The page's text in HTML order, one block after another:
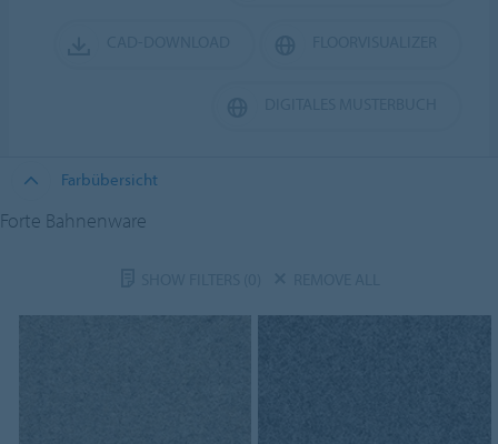
Farbübersicht
Forte Bahnenware